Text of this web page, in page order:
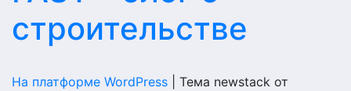
строительстве
На платформе WordPress
Тема newstack от